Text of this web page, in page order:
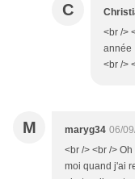
C
<br />
année
<br />
M maryg34 06/
<br /> <br />
moi quand j'ai